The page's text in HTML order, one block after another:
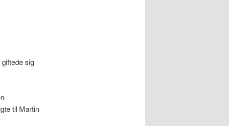
sig
til Martin